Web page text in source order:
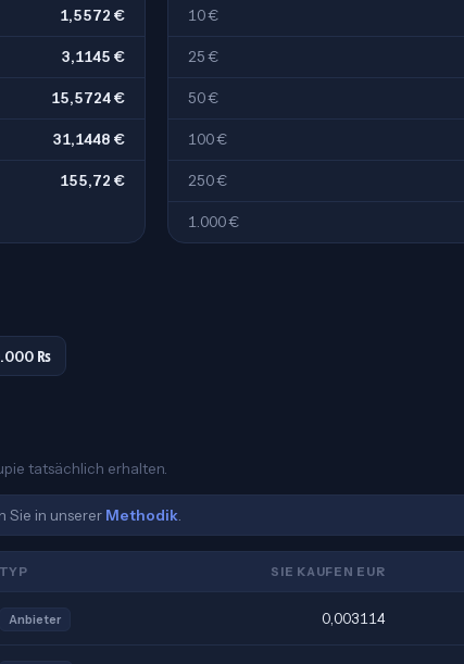
1,5572 €
3,1145 €
15,5724 €
31,1448 €
155,72 €
10 €
25 €
50 €
100 €
250 €
1.000 €
₨
tatsächlich erhalten.
Sie in unserer Methodik
TYP SIE KAUFEN EUR
Anbieter 0,003114